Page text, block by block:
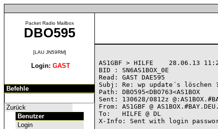
Packet Radio Mailbox
DBO595
[LAU JN59RM]
Login: GAST
Befehle
Zurück
Benutzer
Login
AS1GBF > HILFE    28.06.13
BID : SN6AS1BOX_0E
Read: GAST DAE595
Subj: Re: wp update´s löschen
Path: DBO595<DBO763<AS1BOX
Sent: 130628/0812z
From: AS1GBF @
To:   HILFE @ DL
X-Info: Sent with login